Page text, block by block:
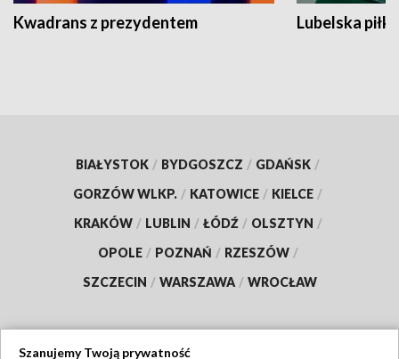
Kwadrans z prezydentem Lubelska piłka
BIAŁYSTOK / BYDGOSZCZ / GDAŃSK /
GORZÓW WLKP. / KATOWICE / KIELCE /
KRAKÓW / LUBLIN / ŁÓDŹ / OLSZTYN /
OPOLE / POZNAŃ / RZESZÓW /
SZCZECIN / WARSZAWA / WROCŁAW
Szanujemy Twoją prywatność